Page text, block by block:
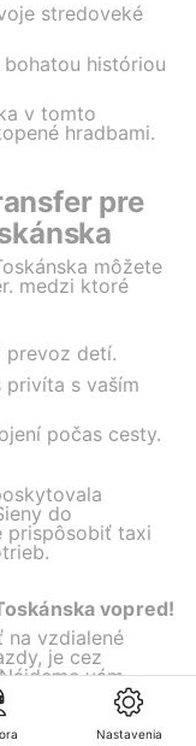
Nastavenia
stredoveké
históriou
v tomto
hradbami.
pre
môžete
medzi ktoré
prevoz detí.
privíta s vaším
počas cesty.
do
prispôsobiť taxi
vopred!
na vzdialené
je cez
vám